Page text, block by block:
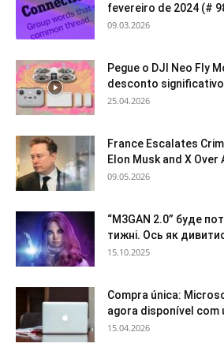
fevereiro de 2024 (#
09.03.2026
Pegue o DJI Neo Fly
desconto significativo
25.04.2026
France Escalates
Elon Musk and X Over
09.05.2026
“M3GAN 2.0” буде
тижні. Ось як
15.10.2025
Compra única:
agora disponível com
15.04.2026